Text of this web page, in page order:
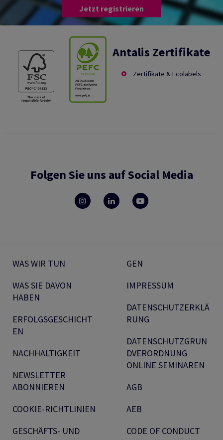
Jetzt registrieren
Antalis Zertifikate
Zertifikate & Ecolabels
Folgen Sie uns auf Social Media
WAS WIR TUN
WAS SIE DAVON
HABEN
ERFOLGSGESCHICHT
EN
NACHHALTIGKEIT
NEWSLETTER
ABONNIEREN
COOKIE-RICHTLINIEN
GESCHÄFTS- UND
GEN
IMPRESSUM
DATENSCHUTZERKLÄ
RUNG
DATENSCHUTZGRUN
DVERORDNUNG
ONLINE SEMINAREN
AGB
AEB
CODE OF CONDUCT